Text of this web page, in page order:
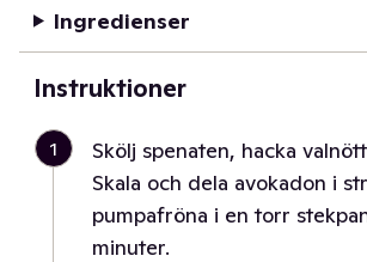
Ingredienser
Instruktioner
1
Skölj spenaten, hacka
Skala och dela avokadon i
pumpafröna i en torr
minuter.